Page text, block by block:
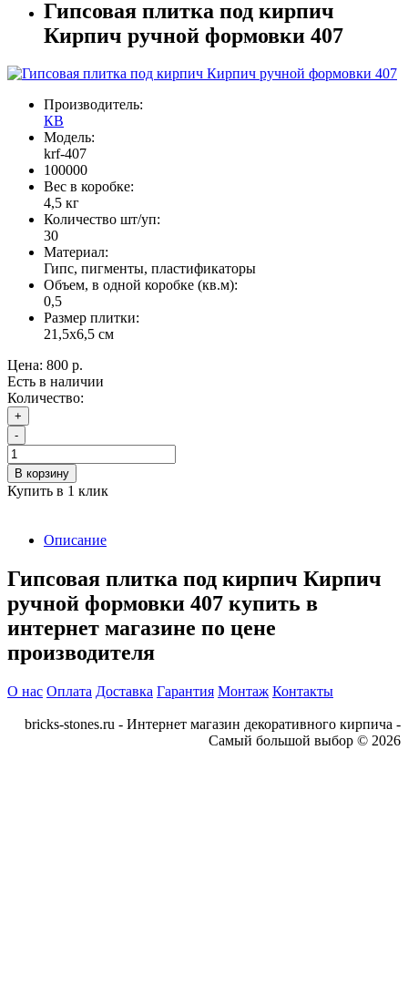
Гипсовая плитка под кирпич
Кирпич ручной формовки 407
Производитель:
КВ
Модель:
krf-407
100000
Вес в коробке:
4,5 кг
Количество шт/уп:
30
Материал:
Гипс, пигменты, пластификаторы
Объем, в одной коробке (кв.м):
0,5
Размер плитки:
21,5х6,5 см
Цена: 800 р.
Есть в наличии
Количество:
+
-
В корзину
Купить в 1 клик
Описание
Гипсовая плитка под кирпич Кирпич
ручной формовки 407 купить в
интернет магазине по цене
производителя
О нас Оплата Доставка Гарантия Монтаж Контакты
bricks-stones.ru - Интернет магазин декоративного кирпича -
Самый большой выбор © 2026